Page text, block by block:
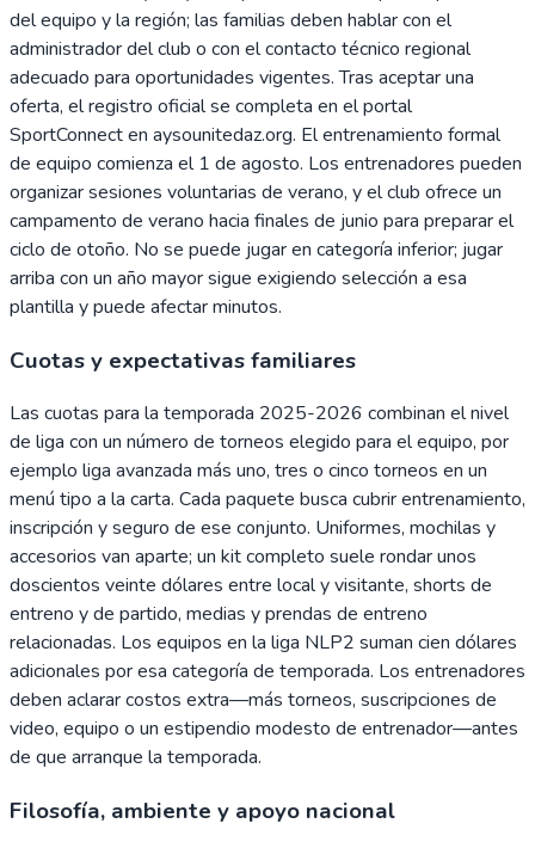
del equipo y la región; las familias deben hablar con el
administrador del club o con el contacto técnico regional
adecuado para oportunidades vigentes. Tras aceptar una
oferta, el registro oficial se completa en el portal
SportConnect en aysounitedaz.org. El entrenamiento formal
de equipo comienza el 1 de agosto. Los entrenadores pueden
organizar sesiones voluntarias de verano, y el club ofrece un
campamento de verano hacia finales de junio para preparar el
ciclo de otoño. No se puede jugar en categoría inferior; jugar
arriba con un año mayor sigue exigiendo selección a esa
plantilla y puede afectar minutos.
Cuotas y expectativas familiares
Las cuotas para la temporada 2025-2026 combinan el nivel
de liga con un número de torneos elegido para el equipo, por
ejemplo liga avanzada más uno, tres o cinco torneos en un
menú tipo a la carta. Cada paquete busca cubrir entrenamiento,
inscripción y seguro de ese conjunto. Uniformes, mochilas y
accesorios van aparte; un kit completo suele rondar unos
doscientos veinte dólares entre local y visitante, shorts de
entreno y de partido, medias y prendas de entreno
relacionadas. Los equipos en la liga NLP2 suman cien dólares
adicionales por esa categoría de temporada. Los entrenadores
deben aclarar costos extra—más torneos, suscripciones de
video, equipo o un estipendio modesto de entrenador—antes
de que arranque la temporada.
Filosofía, ambiente y apoyo nacional